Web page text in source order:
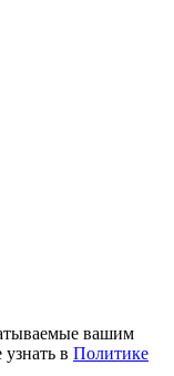
вашим
в Политике